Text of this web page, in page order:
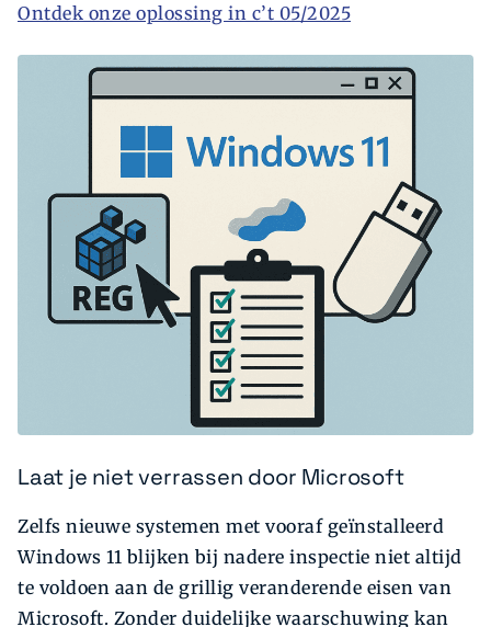
Ontdek onze oplossing in c’t 05/2025
Laat je niet verrassen door Microsoft
Zelfs nieuwe systemen met vooraf geïnstalleerd
Windows 11 blijken bij nadere inspectie niet altijd
te voldoen aan de grillig veranderende eisen van
Microsoft. Zonder duidelijke waarschuwing kan